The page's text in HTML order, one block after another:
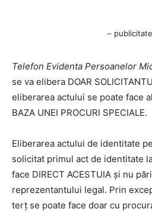
–
Telefon Evidenta Persoanelor
se va elibera DOAR
eliberarea actului se poate face
BAZA UNEI PROCURI SPECIALE.
Eliberarea actului de identitate
solicitat primul act de identitate
face DIRECT ACESTUIA și nu
reprezentantului legal. Prin
terț se poate face doar cu